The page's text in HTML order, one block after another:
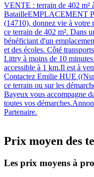
VENTE : terrain de 402 m²
BatailleEMPLACEMENT
(14710), donnez vie à votre
ce terrain de 402 m². Dans
bénéficiant d'un
et des écoles. Côté
Littry à moins de 10
accessible à 1 km.Il est à
Contactez Emilie HUE
ce terrain ou sur les
Bayeux vous accompagne
toutes vos
Partenaire.
Prix moyen des
Les prix moyens à